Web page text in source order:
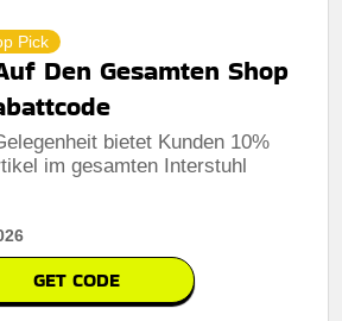
Pick
Den Gesamten Shop
bietet Kunden 10%
im gesamten Interstuhl
GET CODE